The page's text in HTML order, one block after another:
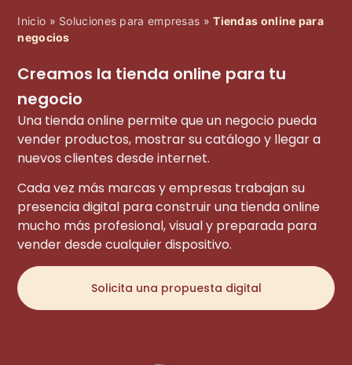
Inicio » Soluciones para empresas »Tiendas online para
negocios
Creamos la tienda online para tu
negocio
Una tienda online permite que un negocio pueda
vender productos, mostrar su catálogo y llegar a
nuevos clientes desde internet.
Cada vez más marcas y empresas trabajan su
presencia digital para construir una tienda online
mucho más profesional, visual y preparada para
vender desde cualquier dispositivo.
Solicita una propuesta digital